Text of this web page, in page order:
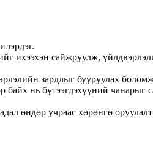
ихээхэн сайжруулж,
зардлыг бууруулах
нь бүтээгдэхүүний чанарыг
өндөр учраас хөрөнгө